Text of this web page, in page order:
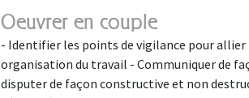
Oeuvrer en couple
- Identifier les points de vigilance pour
organisation du travail - Communiquer de
disputer de façon constructive et non